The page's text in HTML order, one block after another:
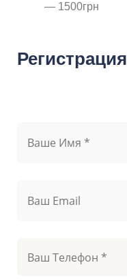
— 1500грн
Регистрация